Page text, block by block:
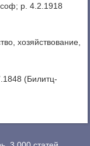
p. 4.2.1918
хозяйствование,
(Билитц-